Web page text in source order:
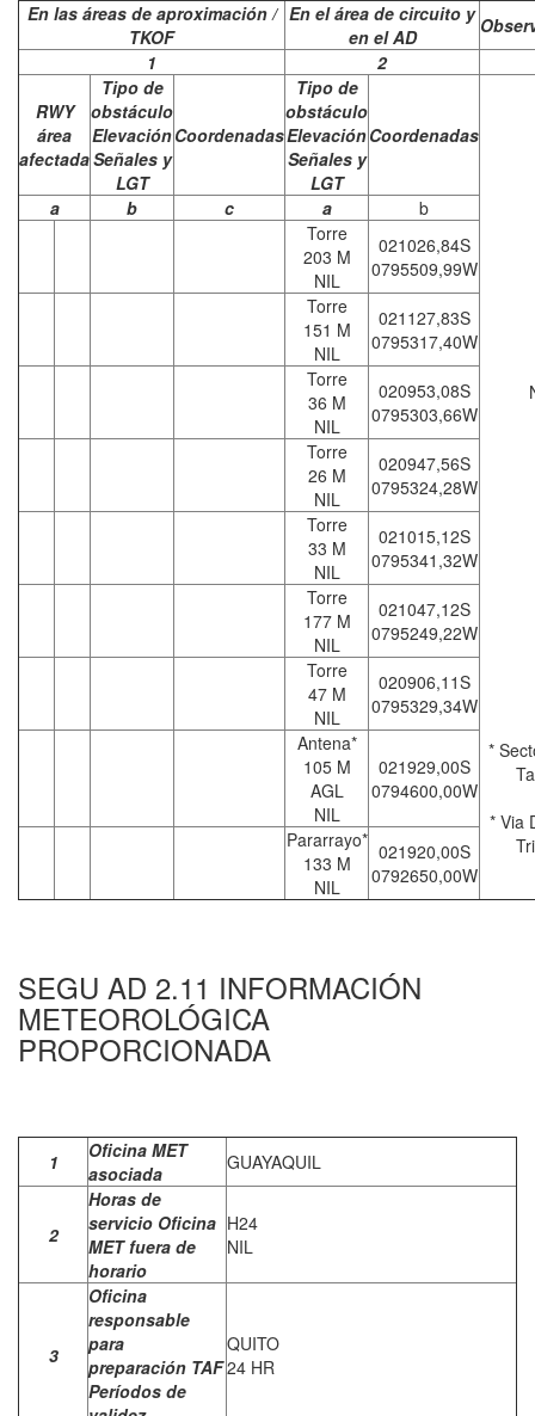
En las áreas de aproximación /
TKOF
En el área de circuito y
en el AD
1
2
RWY
área
afectada
Tipo de
obstáculo
Elevación
Señales y
LGT
Coordenadas
Tipo de
obstáculo
Elevación
Señales y
LGT
Coordenadas
*
* Via
a b c a
b
Torre
203 M
NIL
021026,84S
0795509,99W
Torre
151 M
NIL
021127,83S
0795317,40W
Torre
36 M
NIL
020953,08S
0795303,66W
Torre
26 M
NIL
020947,56S
0795324,28W
Torre
33 M
NIL
021015,12S
0795341,32W
Torre
177 M
NIL
021047,12S
0795249,22W
Torre
47 M
NIL
020906,11S
0795329,34W
Antena*
105 M
AGL
NIL
021929,00S
0794600,00W
Pararrayo*
133 M
NIL
021920,00S
0792650,00W
SEGU AD 2.11 INFORMACIÓN
METEOROLÓGICA
PROPORCIONADA
1
Oficina MET
asociada
GUAYAQUIL
2
Horas de
servicio Oficina
MET fuera de
horario
H24
NIL
3
Oficina
responsable
para
preparación TAF
Períodos de
QUITO
24 HR